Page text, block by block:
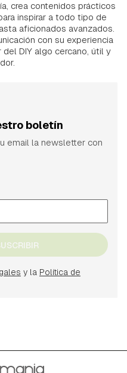
crea contenidos prácticos
inspirar a todo tipo de
aficionados avanzados.
con su experiencia
DIY algo cercano, útil y
boletín
email la newsletter con
y la Política de